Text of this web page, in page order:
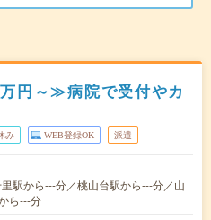
円～≫病院で受付やカ
み WEB登録OK 派遣
駅から---分／桃山台駅から---分／山
ら---分